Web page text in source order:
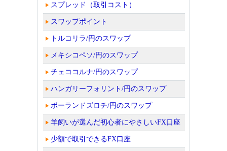
スプレッド（取引コスト）
スワップポイント
トルコリラ/円のスワップ
メキシコペソ/円のスワップ
チェココルナ/円のスワップ
ハンガリーフォリント/円のスワップ
ポーランドズロチ/円のスワップ
羊飼いが選んだ初心者にやさしいFX口座
少額で取引できるFX口座